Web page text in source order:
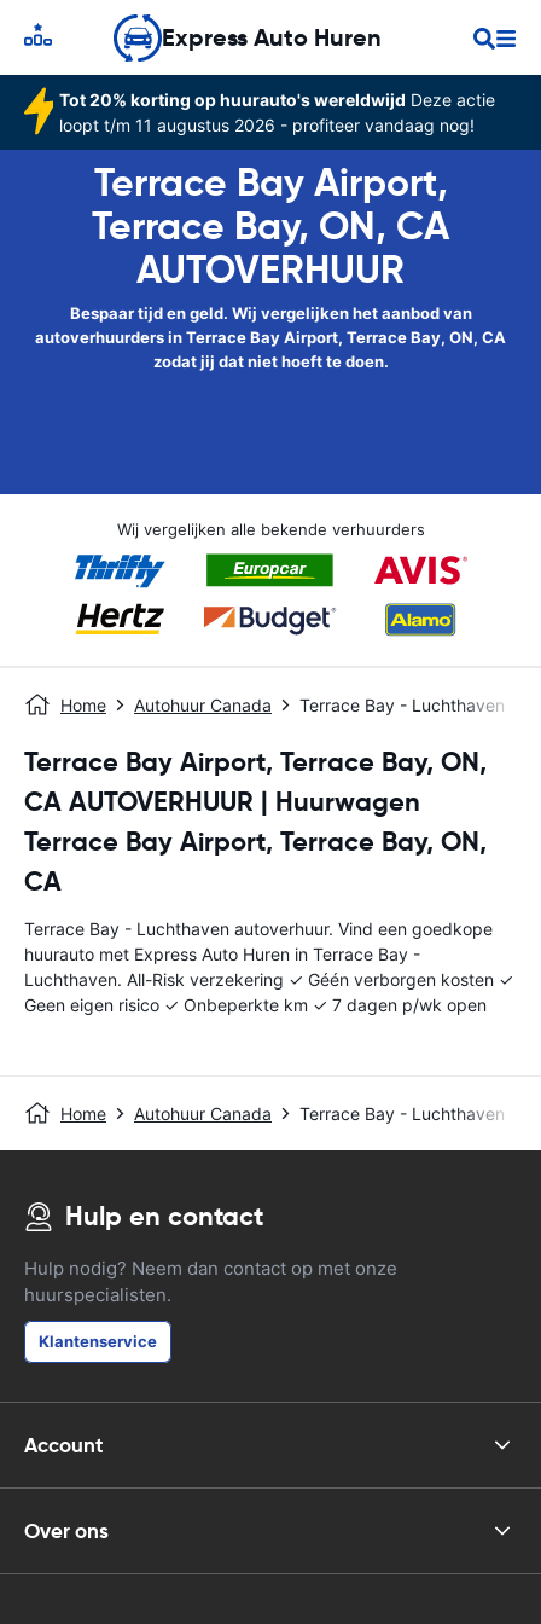
Express Auto Huren
Tot 20% korting op huurauto's wereldwijd Deze actie
loopt t/m 11 augustus 2026 - profiteer vandaag nog!
Terrace Bay Airport,
Terrace Bay, ON, CA
AUTOVERHUUR
Bespaar tijd en geld. Wij vergelijken het aanbod van
autoverhuurders in Terrace Bay Airport, Terrace Bay, ON, CA
zodat jij dat niet hoeft te doen.
Wij vergelijken alle bekende verhuurders
Home Autohuur Canada Terrace Bay - Luchthaven
Terrace Bay Airport, Terrace Bay, ON,
CA AUTOVERHUUR | Huurwagen
Terrace Bay Airport, Terrace Bay, ON,
CA
Terrace Bay - Luchthaven autoverhuur. Vind een goedkope
huurauto met Express Auto Huren in Terrace Bay -
Luchthaven. All-Risk verzekering ✓ Géén verborgen kosten ✓
Geen eigen risico ✓ Onbeperkte km ✓ 7 dagen p/wk open
Home Autohuur Canada Terrace Bay - Luchthaven
Hulp en contact
Hulp nodig? Neem dan contact op met onze
huurspecialisten.
Klantenservice
Account
Over ons